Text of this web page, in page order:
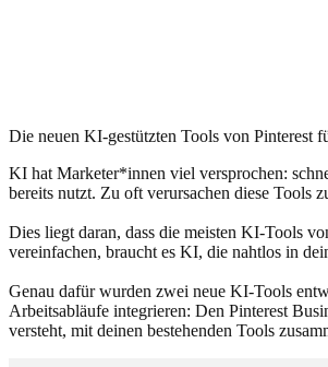
Die neuen KI-gestützten Tools von Pinterest
KI hat Marketer*innen viel versprochen:
bereits nutzt. Zu oft verursachen diese Tools
Dies liegt daran, dass die meisten KI-Tools
vereinfachen, braucht es KI, die nahtlos in
Genau dafür wurden zwei neue KI-Tools
Arbeitsabläufe integrieren: Den Pinterest
versteht, mit deinen bestehenden Tools